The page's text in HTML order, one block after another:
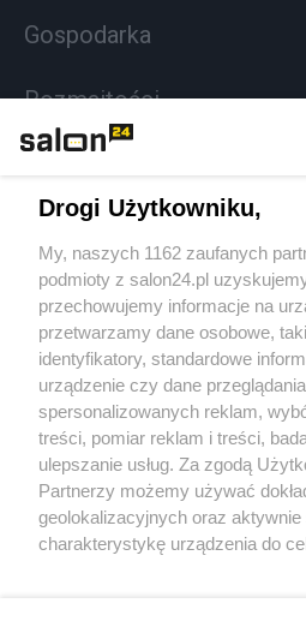
Gospodarka
Rozmaitości
Sport
Społeczeństwo
Kultura
X Facebook
Drogi Użytkowniku,
My, naszych 1162 zaufanych
podmioty z salon24.pl
przechowujemy informacje na
przetwarzamy dane osobowe,
identyfikatory, standardowe
urządzenie czy dane
spersonalizowanych reklam,
treści, pomiar reklam i treści,
ulepszanie usług. Za zgodą
Partnerzy możemy używać
geolokalizacyjnych oraz aktywnie
charakterystykę urządzenia do